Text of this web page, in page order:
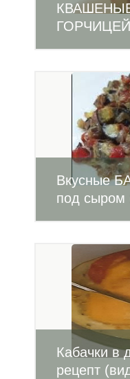
Вкусные
под сыром
Кабачки в
рецепт